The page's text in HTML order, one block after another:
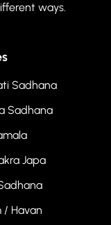
ways.
Sadhana
Sadhana
Japa
/ Havan